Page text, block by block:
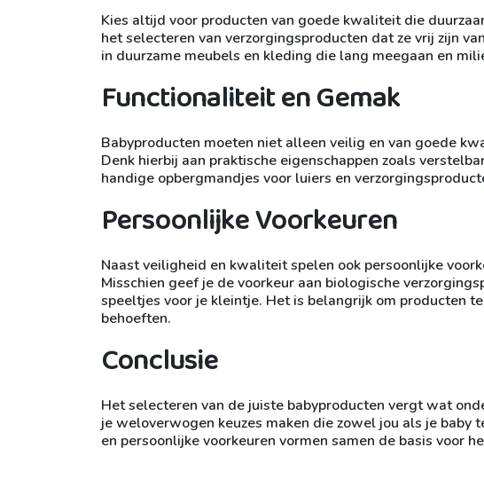
Kies altijd voor producten van goede kwaliteit die
het selecteren van verzorgingsproducten dat ze vrij zijn
in duurzame meubels en kleding die lang meegaan en
Functionaliteit en Gemak
Babyproducten moeten niet alleen veilig en van goede
Denk hierbij aan praktische eigenschappen zoals
handige opbergmandjes voor luiers en
Persoonlijke Voorkeuren
Naast veiligheid en kwaliteit spelen ook persoonlijke
Misschien geef je de voorkeur aan biologische
speeltjes voor je kleintje. Het is belangrijk om producten
behoeften.
Conclusie
Het selecteren van de juiste babyproducten vergt wat
je weloverwogen keuzes maken die zowel jou als je
en persoonlijke voorkeuren vormen samen de basis voor